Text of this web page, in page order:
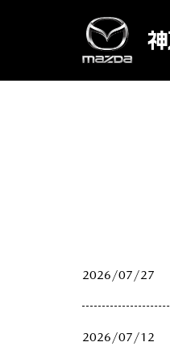
2026/07/27
2026/07/12